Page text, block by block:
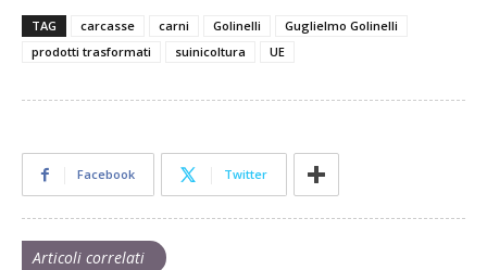
TAG carcasse carni Golinelli
Guglielmo Golinelli
prodotti trasformati
suinicoltura UE
Facebook Twitter
Articoli correlati